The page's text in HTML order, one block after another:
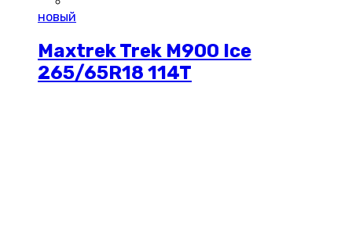
новый
Maxtrek Trek M900 Ice
265/65R18 114T